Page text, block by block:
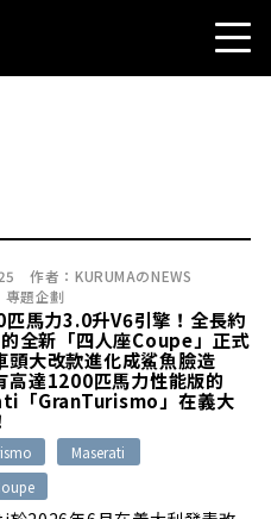
作者： KURUMAのNEWS
專題企劃
馬力3.0升V6引擎！全長約
全新「四人座Coupe」正式
頭大改款進化成鯊魚臉造
高達1200匹馬力性能版的
「GranTurismo」在義大
Maserati